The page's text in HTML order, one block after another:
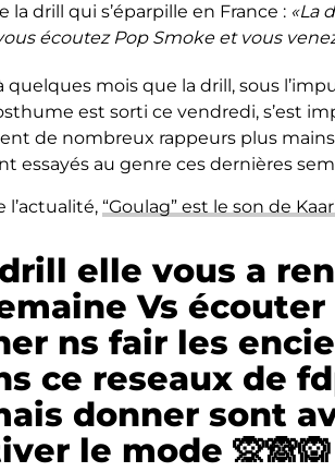
la drill qui s’éparpille en France : «La
écoutez Pop Smoke et vous
quelques mois que la drill, sous
est sorti ce vendredi, s’est
de nombreux rappeurs plus
essayés au genre ces dernières
l’actualité, “Goulag” est le son de
elle vous a
Vs
ns fair les
ce reseaux de
donner sont
le mode 🙊🙈🙉